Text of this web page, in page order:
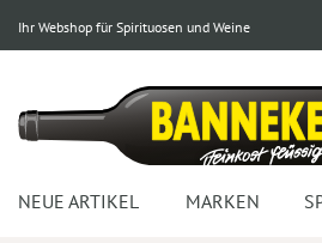
Ihr Webshop für Spirituosen und Weine
NEUE ARTIKEL MARKEN